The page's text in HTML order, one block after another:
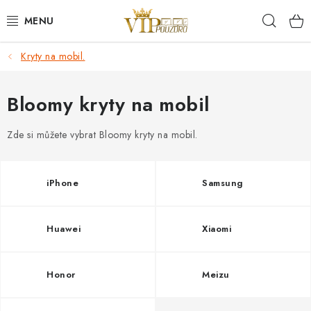
na
KRYTY NA MOBIL.
OCHRANA DISPLEJE - SKLO A FÓLIE
KABELY A NABÍJEČKY
BRAŠNY NA NOTEBOOKY
Kryty na mobil.
Bloomy kryty na mobil
Zde si můžete vybrat Bloomy kryty na mobil.
iPhone Samsung
Huawei Xiaomi
Honor Meizu